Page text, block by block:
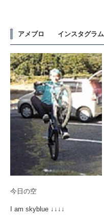
アメブロ インスタグラム
今日の空
I am skyblue ↓↓↓↓